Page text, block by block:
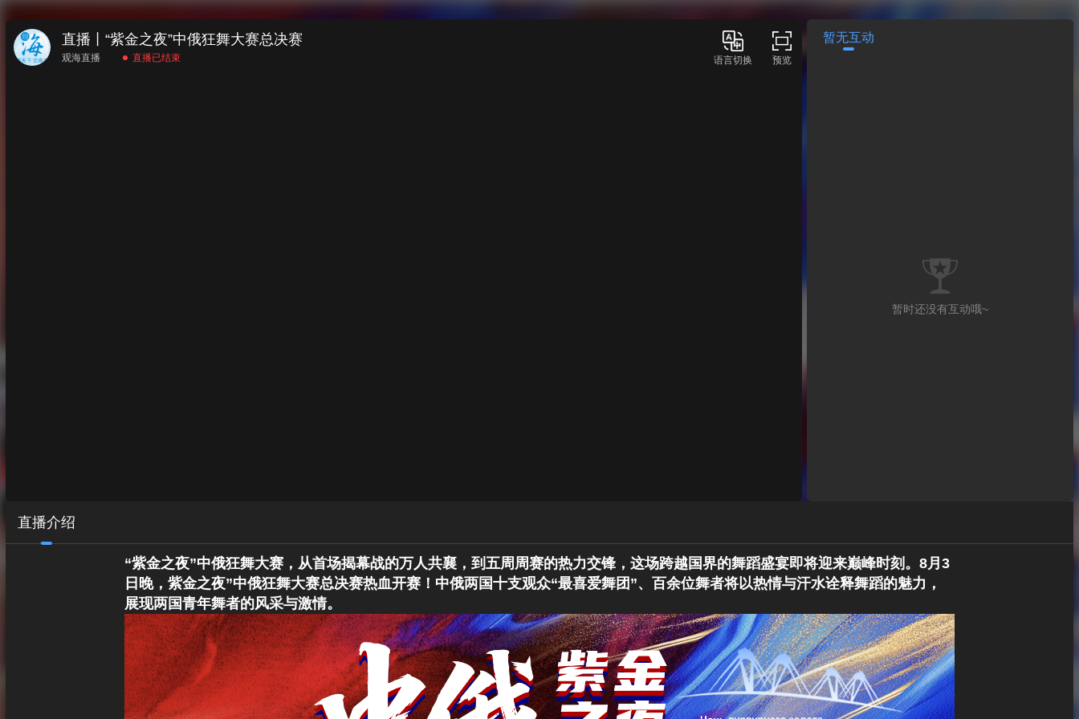
直播丨“紫金之夜”中俄狂舞大赛总决赛
观海直播 直播已结束 语言切换 预览
暂无互动
暂时还没有互动哦~
直播介绍
“紫金之夜”中俄狂舞大赛，从首场揭幕战的万人共襄，到五周周赛的热力交锋，这场跨越国界的舞蹈盛宴即将迎来巅峰时刻。8月3
日晚，紫金之夜”中俄狂舞大赛总决赛热血开赛！中俄两国十支观众“最喜爱舞团”、百余位舞者将以热情与汗水诠释舞蹈的魅力，
展现两国青年舞者的风采与激情。